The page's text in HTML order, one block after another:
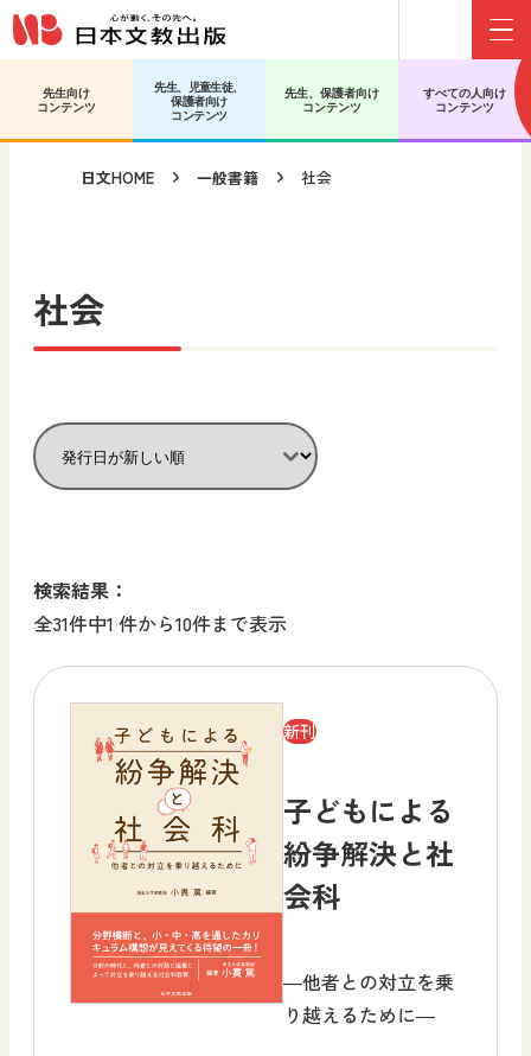
メインコンテンツへ移動
サブコンテンツへ移動
先生向け
コンテンツ
先生、児童生徒、
保護者向け
コンテンツ
先生、保護者向け
コンテンツ
すべての人向け
コンテンツ
日文HOME 一般書籍 社会
社会
検索結果：
全31件中1 件から10件まで表示
新刊
子どもによる
紛争解決と社
会科
―他者との対立を乗
り越えるために―